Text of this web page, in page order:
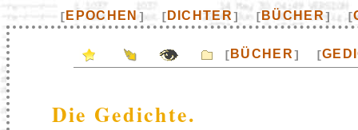
[ EPOCHEN ] [ DICHTER] [ BÜCHER] [
[ BÜCHER] [
Die Gedichte.